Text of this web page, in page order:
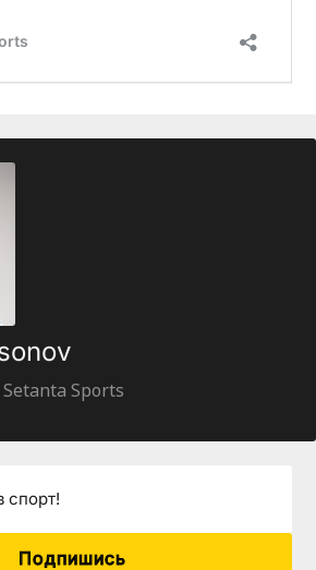
Sports
спорт!
Подпишись